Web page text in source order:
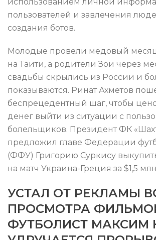
пользователей и завлечения
создания ботов.
Молодые провели медовый
на Таити, а родители Зои через
свадьбы скрылись из России и
показываются. Ринат Ахметов
беспрецедентный шаг, чтобы
денег выйти из ситуации с
болельщиков. Президент ФК
предложил главе Федерации
(ФФУ) Григорию Суркису
на матч Украина-Греция за $1,5
УСТАЛ ОТ РЕКЛАМЫ
ПРОСМОТРА
ФУТБОЛИСТ МАКСИМ